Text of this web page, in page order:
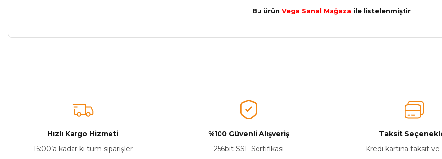
Bu ürün Vega Sanal Mağaza ile listelenmiştir
Ürün açıklamasında eksik bilgiler bulunuyor.
Ürün fiyatı diğer sitelerden daha pahalı.
Hızlı Kargo Hizmeti
16:00’a kadar ki tüm siparişler
%100 Güvenli Alışveriş
256bit SSL Sertifikası
Taksit
Kredi kartına taksit ve